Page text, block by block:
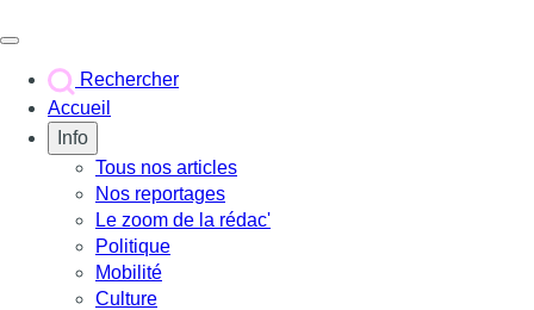
Rechercher
Accueil
Info
Tous nos articles
Nos reportages
Le zoom de la rédac'
Politique
Mobilité
Culture